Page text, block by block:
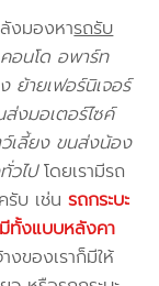
งมองหารถรับ
อนโด อพาร์ท
ย้ายเฟอร์นิเจอร์
งมอเตอร์ไซค์
เลี้ยง ขนส่งน้อง
วไปโดยเรามีรถ
รับ เช่นรถกระบะ
ทั้งแบบหลังคา
งของเราก็มีให้